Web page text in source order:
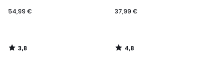
54,99 €
3,8
/
37,99 €
4,8
/